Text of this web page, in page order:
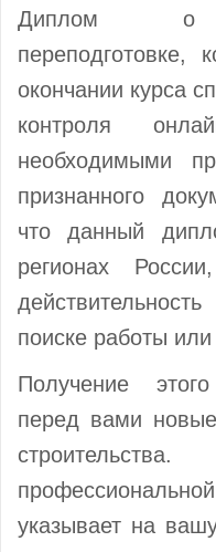
Диплом о
переподготовке,
окончании курса
контроля
необходимыми
признанного
что данный
регионах
поиске работы
Получение
перед вами
указывает на